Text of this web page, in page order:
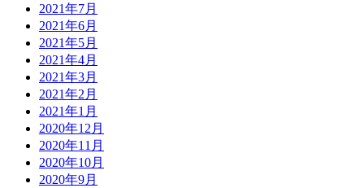
2021年7月
2021年6月
2021年5月
2021年4月
2021年3月
2021年2月
2021年1月
2020年12月
2020年11月
2020年10月
2020年9月